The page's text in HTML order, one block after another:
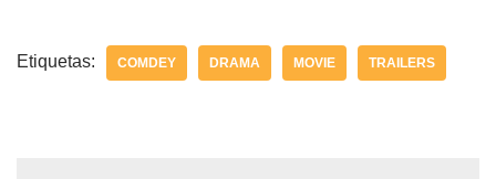
Etiquetas: COMDEY DRAMA MOVIE TRAILERS